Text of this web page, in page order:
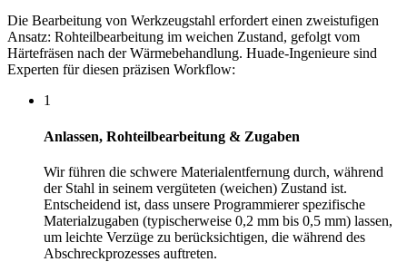
Die Bearbeitung von Werkzeugstahl erfordert einen zweistufigen
Ansatz: Rohteilbearbeitung im weichen Zustand, gefolgt vom
Härtefräsen nach der Wärmebehandlung. Huade-Ingenieure sind
Experten für diesen präzisen Workflow:
1
Anlassen, Rohteilbearbeitung & Zugaben
Wir führen die schwere Materialentfernung durch, während
der Stahl in seinem vergüteten (weichen) Zustand ist.
Entscheidend ist, dass unsere Programmierer spezifische
Materialzugaben (typischerweise 0,2 mm bis 0,5 mm) lassen,
um leichte Verzüge zu berücksichtigen, die während des
Abschreckprozesses auftreten.